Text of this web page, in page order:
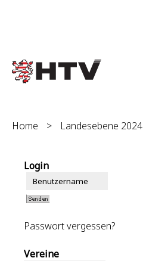
Home > Landesebene 2024
Login
Passwort vergessen?
Vereine